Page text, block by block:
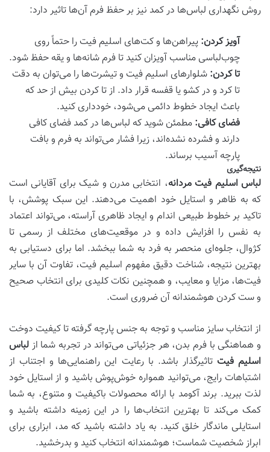
روش نگهداری لباس‌ها در کمد نیز بر حفظ فرم آن‌ها تاثیر دارد:
آویز کردن: پیراهن‌ها و کت‌های اسلیم فیت را حتماً روی
چوب‌لباسی مناسب آویزان کنید تا فرم شانه‌ها و یقه حفظ شود.
تا کردن: شلوارهای اسلیم فیت و تیشرت‌ها را می‌توان به دقت
تا کرد و در کشو یا قفسه قرار داد. از تا کردن بیش از حد که
باعث ایجاد خطوط دائمی می‌شود، خودداری کنید.
فضای کافی: مطمئن شوید که لباس‌ها در کمد فضای کافی
دارند و فشرده نشده‌اند، زیرا فشار می‌تواند به فرم و بافت
پارچه آسیب برساند.
نتیجه‌گیری
لباس اسلیم فیت مردانه، انتخابی مدرن و شیک برای آقایانی است
که به ظاهر و استایل خود اهمیت می‌دهند. این سبک پوشش، با
تاکید بر خطوط طبیعی اندام و ایجاد ظاهری آراسته، می‌تواند اعتماد
به نفس را افزایش داده و در موقعیت‌های مختلف از رسمی تا
کژوال، جلوه‌ای منحصر به فرد به شما ببخشد. اما برای دستیابی به
بهترین نتیجه، شناخت دقیق مفهوم اسلیم فیت، تفاوت آن با سایر
فیت‌ها، مزایا و معایب، و همچنین نکات کلیدی برای انتخاب صحیح
و ست کردن هوشمندانه آن ضروری است.
از انتخاب سایز مناسب و توجه به جنس پارچه گرفته تا کیفیت دوخت
و هماهنگی با فرم بدن، هر جزئیاتی می‌تواند در تجربه شما از لباس
اسلیم فیت تاثیرگذار باشد. با رعایت این راهنمایی‌ها و اجتناب از
اشتباهات رایج، می‌توانید همواره خوش‌پوش باشید و از استایل خود
لذت ببرید. برند آکومد با ارائه محصولات باکیفیت و متنوع، به شما
کمک می‌کند تا بهترین انتخاب‌ها را در این زمینه داشته باشید و
استایلی ماندگار خلق کنید. به یاد داشته باشید که مد، ابزاری برای
ابراز شخصیت شماست؛ هوشمندانه انتخاب کنید و بدرخشید.